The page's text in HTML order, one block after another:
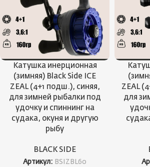
Катушка инерционная
(зимняя) Black Side ICE
ZEAL (4+1 подш.), синяя,
для зимней рыбалки под
удочку и спиннинг на
судака, окуня и другую
рыбу
BLACK SIDE
Артикул: BSIZBL60
ZEAL
для